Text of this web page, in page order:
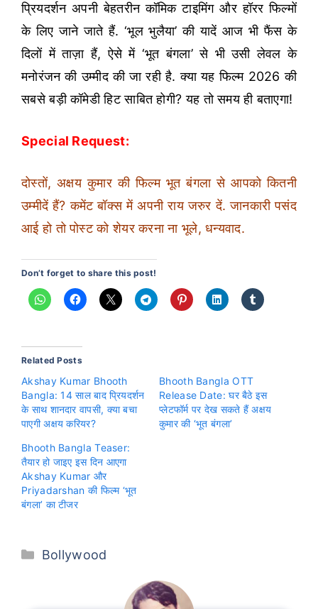
प्रियदर्शन अपनी बेहतरीन कॉमिक टाइमिंग और हॉरर फिल्मों
के लिए जाने जाते हैं. ‘भूल भुलैया’ की यादें आज भी फैंस के
दिलों में ताज़ा हैं, ऐसे में ‘भूत बंगला’ से भी उसी लेवल के
मनोरंजन की उम्मीद की जा रही है. क्या यह फिल्म 2026 की
सबसे बड़ी कॉमेडी हिट साबित होगी? यह तो समय ही बताएगा!
Special Request:
दोस्तों, अक्षय कुमार की फिल्म भूत बंगला से आपको कितनी
उम्मीदें हैं? कमेंट बॉक्स में अपनी राय जरुर दें. जानकारी पसंद
आई हो तो पोस्ट को शेयर करना ना भूले, धन्यवाद.
Don’t forget to share this post!
Related Posts
Akshay Kumar Bhooth
Bangla: 14 साल बाद प्रियदर्शन
के साथ शानदार वापसी, क्या बचा
पाएगी अक्षय करियर?
Bhooth Bangla OTT
Release Date: घर बैठे इस
प्लेटफॉर्म पर देख सकते हैं अक्षय
कुमार की ‘भूत बंगला’
Bhooth Bangla Teaser:
तैयार हो जाइए इस दिन आएगा
Akshay Kumar और
Priyadarshan की फिल्म ‘भूत
बंगला’ का टीजर
Categories
Bollywood